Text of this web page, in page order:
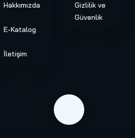
Hakkımızda
E-Katalog
İletişim
Gizlilik ve
Güvenlik